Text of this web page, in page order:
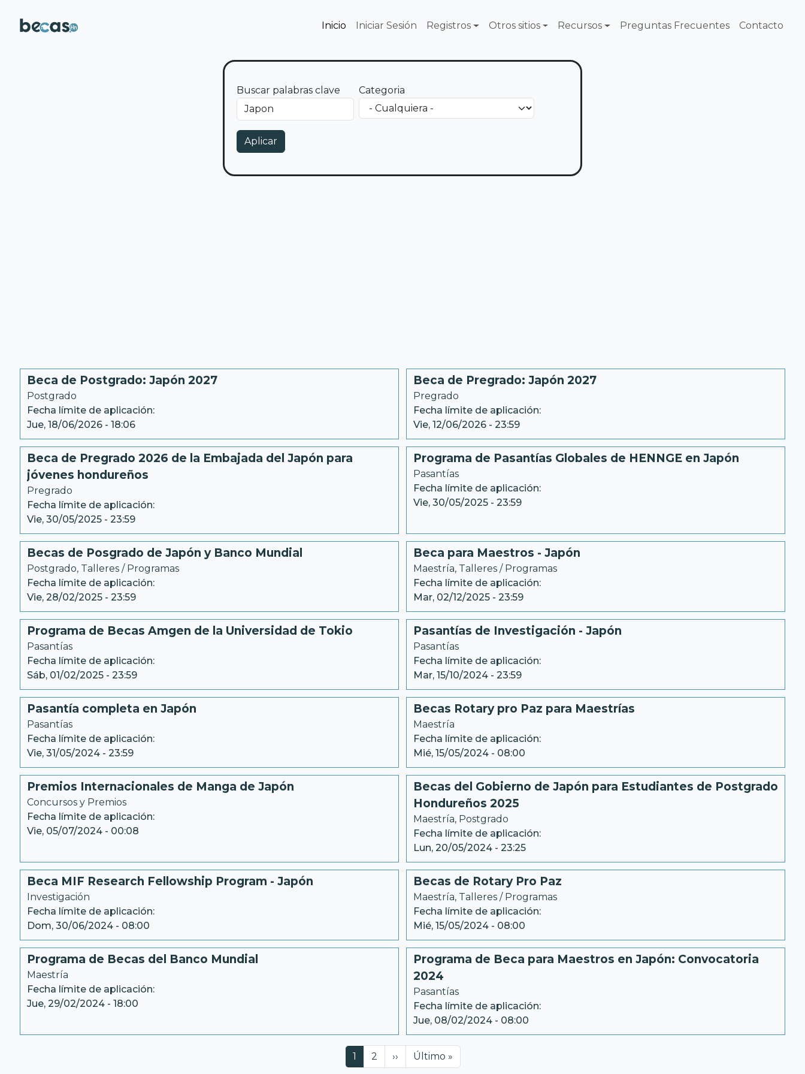
Inicio Iniciar Sesión Registros Otros sitios Recursos Preguntas Frecuentes Contacto
Buscar palabras clave Categoria
Beca de Postgrado: Japón 2027
Postgrado
Fecha límite de aplicación:
Jue, 18/06/2026 - 18:06
Beca de Pregrado: Japón 2027
Pregrado
Fecha límite de aplicación:
Vie, 12/06/2026 - 23:59
Beca de Pregrado 2026 de la Embajada del Japón para
jóvenes hondureños
Pregrado
Fecha límite de aplicación:
Vie, 30/05/2025 - 23:59
Programa de Pasantías Globales de HENNGE en Japón
Pasantías
Fecha límite de aplicación:
Vie, 30/05/2025 - 23:59
Becas de Posgrado de Japón y Banco Mundial
Postgrado, Talleres / Programas
Fecha límite de aplicación:
Vie, 28/02/2025 - 23:59
Beca para Maestros - Japón
Maestría, Talleres / Programas
Fecha límite de aplicación:
Mar, 02/12/2025 - 23:59
Programa de Becas Amgen de la Universidad de Tokio
Pasantías
Fecha límite de aplicación:
Sáb, 01/02/2025 - 23:59
Pasantías de Investigación - Japón
Pasantías
Fecha límite de aplicación:
Mar, 15/10/2024 - 23:59
Pasantía completa en Japón
Pasantías
Fecha límite de aplicación:
Vie, 31/05/2024 - 23:59
Becas Rotary pro Paz para Maestrías
Maestría
Fecha límite de aplicación:
Mié, 15/05/2024 - 08:00
Premios Internacionales de Manga de Japón
Concursos y Premios
Fecha límite de aplicación:
Vie, 05/07/2024 - 00:08
Becas del Gobierno de Japón para Estudiantes de Postgrado
Hondureños 2025
Maestría, Postgrado
Fecha límite de aplicación:
Lun, 20/05/2024 - 23:25
Beca MIF Research Fellowship Program - Japón
Investigación
Fecha límite de aplicación:
Dom, 30/06/2024 - 08:00
Becas de Rotary Pro Paz
Maestría, Talleres / Programas
Fecha límite de aplicación:
Mié, 15/05/2024 - 08:00
Programa de Becas del Banco Mundial
Maestría
Fecha límite de aplicación:
Jue, 29/02/2024 - 18:00
Programa de Beca para Maestros en Japón: Convocatoria
2024
Pasantías
Fecha límite de aplicación:
Jue, 08/02/2024 - 08:00
Página actual
1 Página
2 Siguiente página
›› Última página
Último »